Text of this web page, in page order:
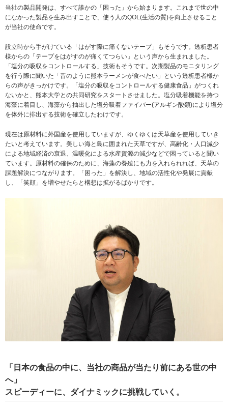
当社の製品開発は、すべて誰かの「困った」から始まります。これまで世の中
になかった製品を生み出すことで、使う人のQOL(生活の質)を向上させること
が当社の使命です。
設立時から手がけている「はがす際に痛くないテープ」もそうです。透析患者
様からの「テープをはがすのが痛くてつらい」という声から生まれました。
「塩分の吸収をコントロールする」技術もそうです。次期製品のモニタリング
を行う際に聞いた「昔のように熊本ラーメンが食べたい」という透析患者様か
らの声がきっかけです。「塩分の吸収をコントロールする健康食品」がつくれ
ないかと、熊本大学との共同研究をスタートさせました。塩分吸着機能を持つ
海藻に着目し、海藻から抽出した塩分吸着ファイバー(アルギン酸類)により塩分
を体外に排出する技術を確立したわけです。
現在は原材料に外国産を使用していますが、ゆくゆくは天草産を使用していき
たいと考えています。美しい海と島に囲まれた天草ですが、高齢化・人口減少
による地域経済の衰退、温暖化による水産資源の減少などで困っていると聞い
ています。原材料の確保のために、海藻の養殖にも力を入れられれば、天草の
課題解決につながります。「困った」を解決し、地域の活性化や発展に貢献
し、「笑顔」を増やせたらと構想は拡がるばかりです。
「日本の食品の中に、当社の商品が当たり前にある世の中
へ」
スピーディーに、ダイナミックに挑戦していく。